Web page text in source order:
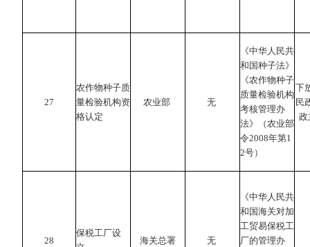
27
农作物种子质
量检验机构资
格认定
农业部 无
《中华人民共
和国种子法》
《农作物种子
质量检验机构
考核管理办
法》（农业部
令2008年第1
2号）
下
民
政
28
保税工厂设
海关总署 无
《中华人民共
和国海关对加
工贸易保税工
厂的管理办